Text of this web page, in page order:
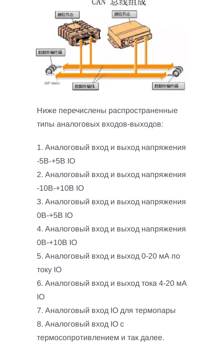
Ниже перечислены распространенные
типы аналоговых входов-выходов:
1. Аналоговый вход и выход напряжения
-5В-+5В IO
2. Аналоговый вход и выход напряжения
-10В-+10В IO
3. Аналоговый вход и выход напряжения
0В-+5В IO
4. Аналоговый вход и выход напряжения
0В-+10В IO
5. Аналоговый вход и выход 0-20 мА по
току IO
6. Аналоговый вход и выход тока 4-20 мА
IO
7. Аналоговый вход IO для термопары
8. Аналоговый вход IO с
термосопротивлением и так далее.